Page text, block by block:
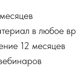
в любое
12 месяцев